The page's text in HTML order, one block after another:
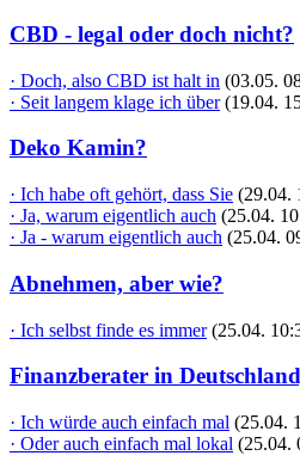
CBD - legal oder doch nicht?
· Doch, also CBD ist halt in (03.05.
· Seit langem klage ich über (19.04.
Deko Kamin?
· Ich habe oft gehört, dass Sie (29.04.
· Ja, warum eigentlich auch (25.04.
· Ja - warum eigentlich auch (25.04.
Abnehmen, aber wie?
· Ich selbst finde es immer (25.04.
Finanzberater in
· Ich würde auch einfach mal (25.04.
· Oder auch einfach mal lokal (25.04.